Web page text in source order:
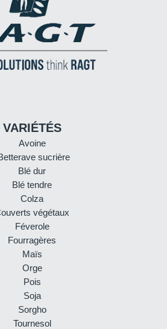
VARIÉTÉS
Avoine
sucrière
Blé dur
Blé tendre
Colza
végétaux
Féverole
Fourragères
Maïs
Orge
Pois
Soja
Sorgho
Tournesol